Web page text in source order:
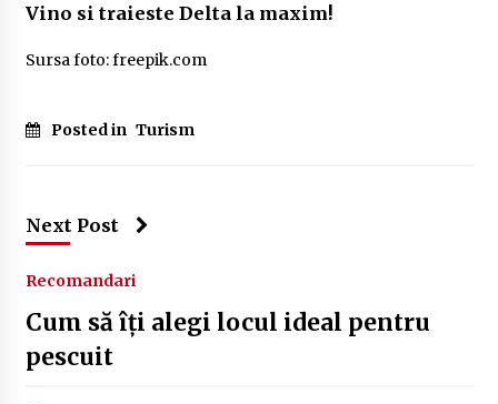
Vino si traieste Delta la maxim!
Sursa foto: freepik.com
Posted in Turism
Next Post
Recomandari
Cum să îți alegi locul ideal pentru
pescuit